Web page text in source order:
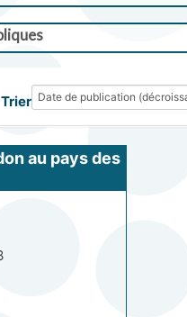
Trier
au pays des